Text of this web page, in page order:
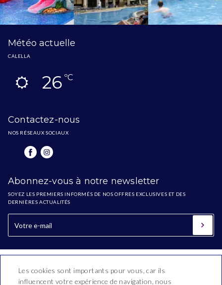
Météo actuelle
CALELLA
26ºC
Contactez-nous
NOS RÉSEAUX SOCIAUX
Abonnez-vous à notre newsletter
SOYEZ LES PREMIERS INFORMÉS DE NOS OFFRES EXCLUSIVES ET DES
DERNIÈRES ACTUALITÉS
Les cookies sont importants pour vous, car ils
influencent votre expérience de navigation, nous